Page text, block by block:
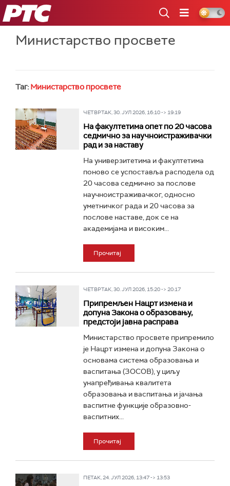
РТС
Министарство просвете
Таг: Министарство просвете
ЧЕТВРТАК, 30. ЈУЛ 2026, 16:10 -> 19:19
На факултетима опет по 20 часова
седмично за научноистраживачки
рад и за наставу
На универзитетима и факултетима
поново се успоставља расподела од
20 часова седмично за послове
научноистраживачког, односно
уметничког рада и 20 часова за
послове наставе, док се на
академијама и високим...
Прочитај
ЧЕТВРТАК, 30. ЈУЛ 2026, 15:20 -> 20:17
Припремљен Нацрт измена и
допуна Закона о образовању,
предстоји јавна расправа
Министарство просвете припремило
је Нацрт измена и допуна Закона о
основама система образовања и
васпитања (ЗОСОВ), у циљу
унапређивања квалитета
образовања и васпитања и јачања
васпитне функције образовно-
васпитних...
Прочитај
ПЕТАК, 24. ЈУЛ 2026, 13:47 -> 13:53